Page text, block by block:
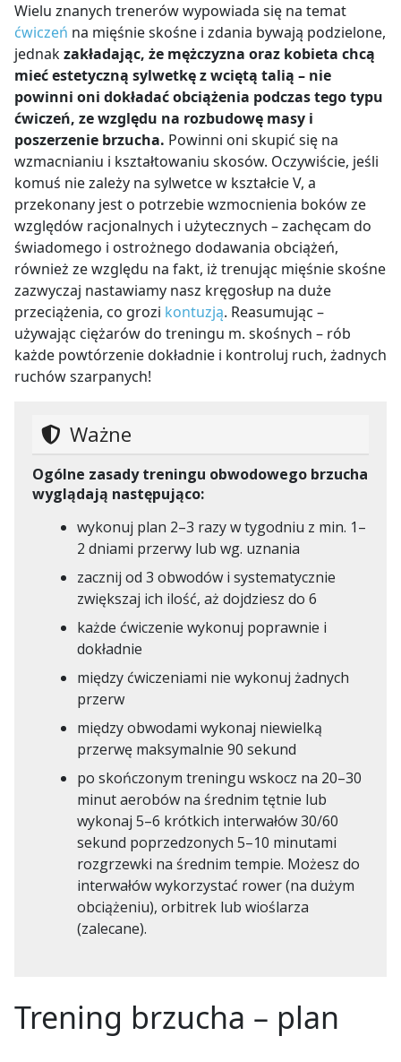
Wielu znanych trenerów wypowiada się na temat
ćwiczeń na mięśnie skośne i zdania bywają podzielone,
jednakzakładając, że mężczyzna oraz kobieta chcą
mieć estetyczną sylwetkę z wciętą talią – nie
powinni oni dokładać obciążenia podczas tego typu
ćwiczeń, ze względu na rozbudowę masy i
poszerzenie brzucha. Powinni oni skupić się na
wzmacnianiu i kształtowaniu skosów. Oczywiście, jeśli
komuś nie zależy na sylwetce w kształcie V, a
przekonany jest o potrzebie wzmocnienia boków ze
względów racjonalnych i użytecznych – zachęcam do
świadomego i ostrożnego dodawania obciążeń,
również ze względu na fakt, iż trenując mięśnie skośne
zazwyczaj nastawiamy nasz kręgosłup na duże
przeciążenia, co grozi kontuzją. Reasumując –
używając ciężarów do treningu m. skośnych – rób
każde powtórzenie dokładnie i kontroluj ruch, żadnych
ruchów szarpanych!
Ważne
Ogólne zasady treningu obwodowego brzucha
wyglądają następująco:
wykonuj plan 2–3 razy w tygodniu z min. 1–
2 dniami przerwy lub wg. uznania
zacznij od 3 obwodów i systematycznie
zwiększaj ich ilość, aż dojdziesz do 6
każde ćwiczenie wykonuj poprawnie i
dokładnie
między ćwiczeniami nie wykonuj żadnych
przerw
między obwodami wykonaj niewielką
przerwę maksymalnie 90 sekund
po skończonym treningu wskocz na 20–30
minut aerobów na średnim tętnie lub
wykonaj 5–6 krótkich interwałów 30/60
sekund poprzedzonych 5–10 minutami
rozgrzewki na średnim tempie. Możesz do
interwałów wykorzystać rower (na dużym
obciążeniu), orbitrek lub wioślarza
(zalecane).
Trening brzucha – plan